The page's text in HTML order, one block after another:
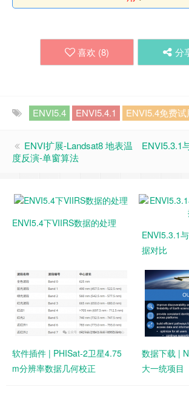
喜欢 (8) 分
ENVI5.4 ENVI5.4.1 ENVI5.4免费试
ENVI扩展-Landsat8 地表温
度反演-单窗算法
ENVI5.3.1
ENVI5.4下VIIRS数据的处理
ENVI5.3.1
据对比
软件插件 | PHISat-2卫星4.75
m分辨率数据几何校正
数据下载 |
大一统项目